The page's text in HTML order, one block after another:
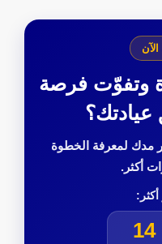
وتفوّت فرصة
مدك لمعرفة الخطوة
أكثر.
أكثر:
14